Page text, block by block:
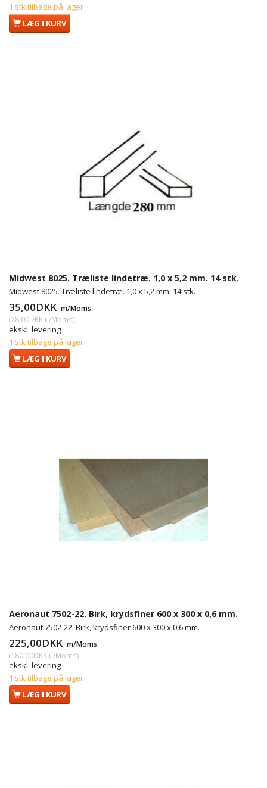
1 stk tilbage på lager
LÆG I KURV
Midwest 8025. Træliste lindetræ. 1,0 x 5,2 mm. 14 stk.
Midwest 8025. Træliste lindetræ. 1,0 x 5,2 mm. 14 stk.
35,00DKK m/Moms
(28,00DKK u/Moms)
ekskl. levering
1 stk tilbage på lager
LÆG I KURV
Aeronaut 7502-22. Birk, krydsfiner 600 x 300 x 0,6 mm.
Aeronaut 7502-22. Birk, krydsfiner 600 x 300 x 0,6 mm.
225,00DKK m/Moms
(180,00DKK u/Moms)
ekskl. levering
1 stk tilbage på lager
LÆG I KURV